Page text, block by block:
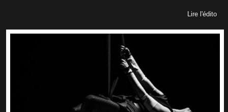
Lire l'édito